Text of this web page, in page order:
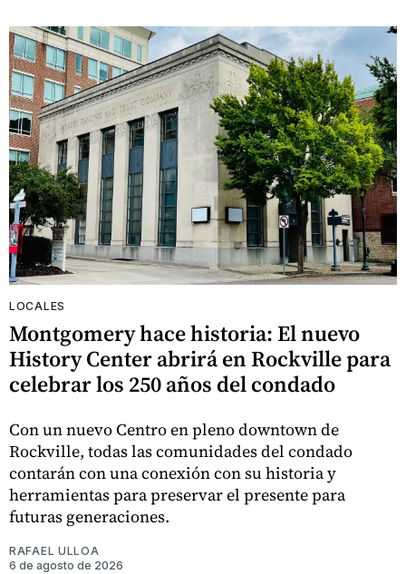
LOCALES
Montgomery hace historia: El nuevo
History Center abrirá en Rockville para
celebrar los 250 años del condado
Con un nuevo Centro en pleno downtown de
Rockville, todas las comunidades del condado
contarán con una conexión con su historia y
herramientas para preservar el presente para
futuras generaciones.
RAFAEL ULLOA
6 de agosto de 2026